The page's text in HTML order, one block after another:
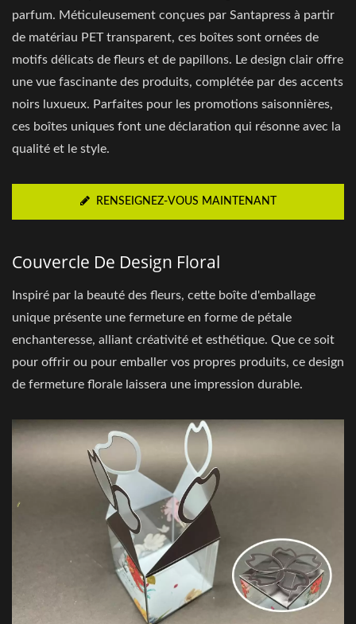
parfum. Méticuleusement conçues par Santapress à partir
de matériau PET transparent, ces boîtes sont ornées de
motifs délicats de fleurs et de papillons. Le design clair offre
une vue fascinante des produits, complétée par des accents
noirs luxueux. Parfaites pour les promotions saisonnières,
ces boîtes uniques font une déclaration qui résonne avec la
qualité et le style.
RENSEIGNEZ-VOUS MAINTENANT
Couvercle De Design Floral
Inspiré par la beauté des fleurs, cette boîte d'emballage
unique présente une fermeture en forme de pétale
enchanteresse, alliant créativité et esthétique. Que ce soit
pour offrir ou pour emballer vos propres produits, ce design
de fermeture florale laissera une impression durable.